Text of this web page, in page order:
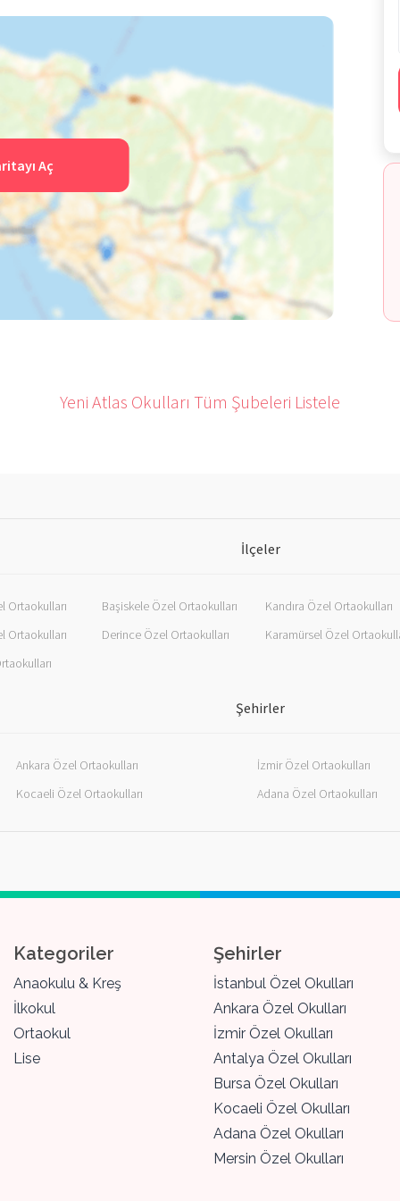
Aç
Yeni Atlas Okulları Tüm Şubeleri Listele
İlçeler
Ortaokulları Başiskele Özel Ortaokulları Kandıra Özel Ortaokulları
Ortaokulları
Derince Özel Ortaokulları Karamürsel Özel
Şehirler
Ankara Özel Ortaokulları İzmir Özel Ortaokulları
Kocaeli Özel Ortaokulları
Adana Özel Ortaokulları
Kategoriler
Anaokulu & Kreş
İlkokul
Ortaokul
Lise
Şehirler
İstanbul Özel Okulları
Ankara Özel Okulları
İzmir Özel Okulları
Antalya Özel Okulları
Bursa Özel Okulları
Kocaeli Özel Okulları
Adana Özel Okulları
Mersin Özel Okulları